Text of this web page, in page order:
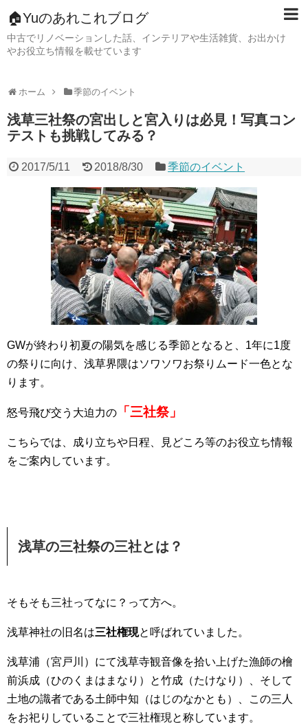
🏠Yuのあれこれブログ
中古でリノベーションした話、インテリアや生活雑貨、お出かけ
やお役立ち情報を載せています
ホーム 季節のイベント
浅草三社祭の宮出しと宮入りは必見！写真コン
テストも挑戦してみる？
2017/5/11 2018/8/30 季節のイベント
GWが終わり初夏の陽気を感じる季節となると、1年に1度
の祭りに向け、浅草界隈はソワソワお祭りムード一色とな
ります。
怒号飛び交う大迫力の 「三社祭」
こちらでは、成り立ちや日程、見どころ等のお役立ち情報
をご案内しています。
浅草の三社祭の三社とは？
そもそも三社ってなに？って方へ。
浅草神社の旧名は三社権現と呼ばれていました。
浅草浦（宮戸川）にて浅草寺観音像を拾い上げた漁師の檜
前浜成（ひのくまはまなり）と竹成（たけなり）、そして
土地の識者である土師中知（はじのなかとも）、この三人
をお祀りしていることで三社権現と称しています。